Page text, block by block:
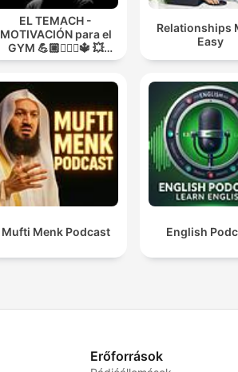
EL TEMACH -
MOTIVACIÓN para el
GYM 💪🏼🏋🏻‍♀🔱 💥
MODO GUERRA💥
Relationships
Easy
Mufti Menk Podcast English
Erőforrások